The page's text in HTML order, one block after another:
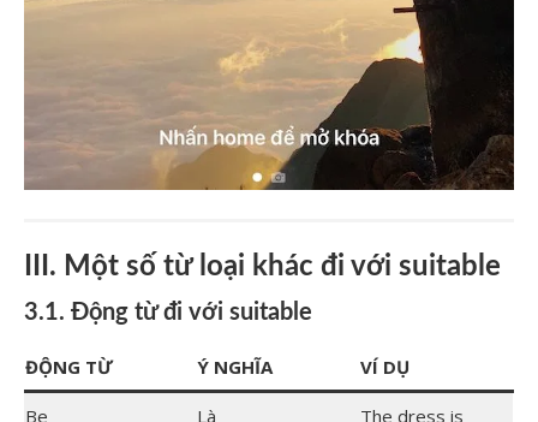
III. Một số từ loại khác đi với suitable
3.1. Động từ đi với suitable
ĐỘNG TỪ Ý NGHĨA VÍ DỤ
Be Là
The dress is